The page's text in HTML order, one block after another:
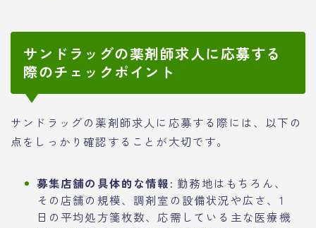
サンドラッグの薬剤師求人に応募する
際のチェックポイント
サンドラッグの薬剤師求人に応募する際には、以下の
点をしっかり確認することが大切です。
募集店舗の具体的な情報: 勤務地はもちろん、
その店舗の規模、調剤室の設備状況や広さ、1
日の平均処方箋枚数、応需している主な医療機